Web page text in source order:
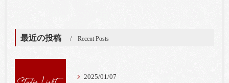
最近の投稿 Recent Posts
2025/01/07